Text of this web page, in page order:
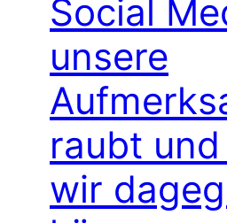
Social
unsere
raubt
wir